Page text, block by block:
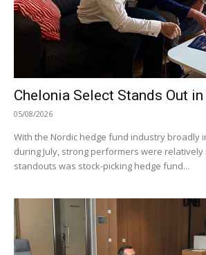
Chelonia Select Stands Out
05/08/2026
With the Nordic hedge fund industry broadly
during July, strong performers were relatively
standouts was stock-picking hedge fund...